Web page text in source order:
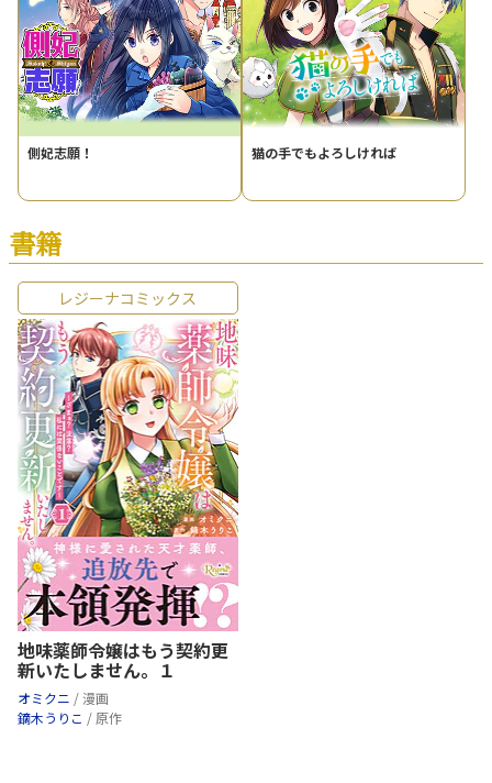
側妃志願！ 猫の手でもよろしければ
書籍
レジーナコミックス
地味薬師令嬢はもう契約更
新いたしません。１
オミクニ / 漫画
鏑木うりこ / 原作